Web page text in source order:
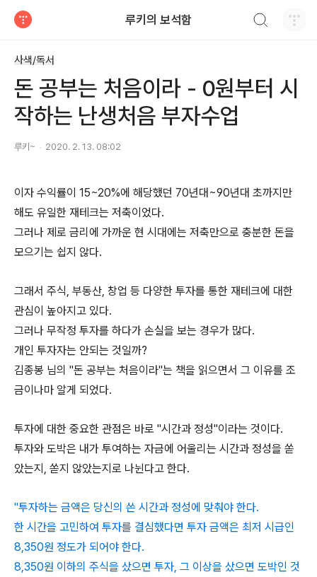
루키의 보석함
사색/독서
돈 공부는 처음이라 - 0원부터 시
작하는 난생처음 부자수업
루키~ 2020. 2. 13. 08:02
이자 수익률이 15~20%에 해당했던 70년대~90년대 초까지만
해도 유일한 재테크는 저축이었다.
그러나 제로 금리에 가까운 현 시대에는 저축만으로 충분한 돈을
모으기는 쉽지 않다.
그래서 주식, 부동산, 창업 등 다양한 투자를 통한 재테크에 대한
관심이 높아지고 있다.
그러나 무작정 투자를 하다가 손실을 보는 경우가 많다.
개인 투자자는 안되는 것일까?
김종봉 님의 "돈 공부는 처음이라"는 책을 읽으면서 그 이유를 조
금이나마 알게 되었다.
투자에 대한 중요한 관점은 바로 "시간과 정성"이라는 것이다.
투자와 도박은 내가 투여하는 자금에 어울리는 시간과 정성을 쏟
았는지, 쏟지 않았는지로 나뉜다고 한다.
"투자하는 금액은 당신의 쓴 시간과 정성에 맞춰야 한다.
한 시간을 고민하여 투자를 결심했다면 투자 금액은 최저 시급인
8,350원 정도가 되어야 한다.
8,350원 이하의 주식을 샀으면 투자, 그 이상을 샀으면 도박인 것